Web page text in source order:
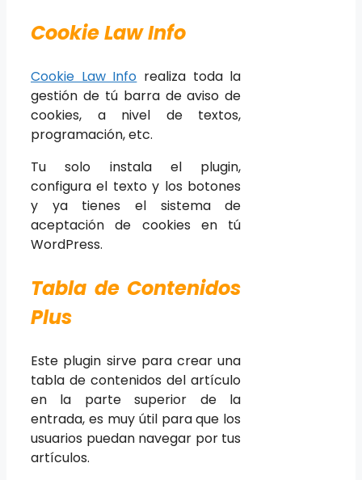
Cookie Law Info
Cookie Law Info realiza toda la
gestión de tú barra de aviso de
cookies, a nivel de textos,
programación, etc.
Tu solo instala el plugin,
configura el texto y los botones
y ya tienes el sistema de
aceptación de cookies en tú
WordPress.
Tabla de Contenidos
Plus
Este plugin sirve para crear una
tabla de contenidos del artículo
en la parte superior de la
entrada, es muy útil para que los
usuarios puedan navegar por tus
artículos.